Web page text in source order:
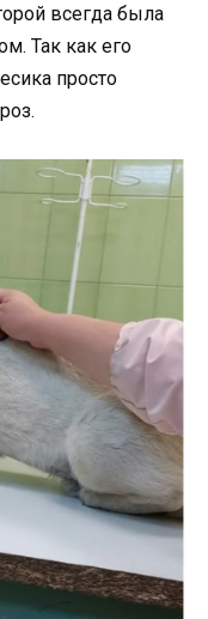
всегда была
Так как его
просто